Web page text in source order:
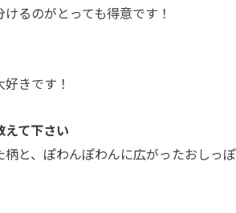
るのがとっても得意です！
きです！
て下さい
と、ぽわんぽわんに広がったおしっ